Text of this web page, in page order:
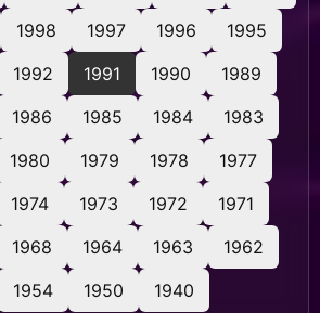
1998 1997 1996
1995
1992 1991 1990
1989
1986 1985 1984
1983
1980 1979 1978
1977
1974 1973 1972
1971
1968 1964 1963
1962
1954 1950 1940